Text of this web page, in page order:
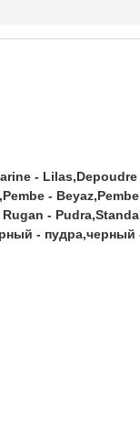
-
-
-
- пудра,черный